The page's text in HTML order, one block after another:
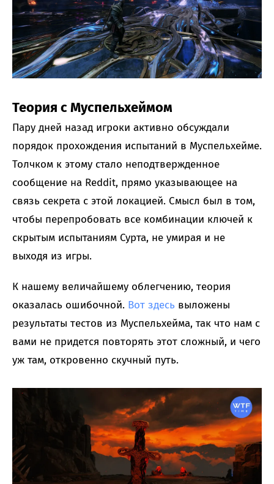
Теория с Муспельхеймом
Пару дней назад игроки активно обсуждали
порядок прохождения испытаний в Муспельхейме.
Толчком к этому стало неподтвержденное
сообщение на Reddit, прямо указывающее на
связь секрета с этой локацией. Смысл был в том,
чтобы перепробовать все комбинации ключей к
скрытым испытаниям Сурта, не умирая и не
выходя из игры.
К нашему величайшему облегчению, теория
оказалась ошибочной. Вот здесь выложены
результаты тестов из Муспельхейма, так что нам с
вами не придется повторять этот сложный, и чего
уж там, откровенно скучный путь.